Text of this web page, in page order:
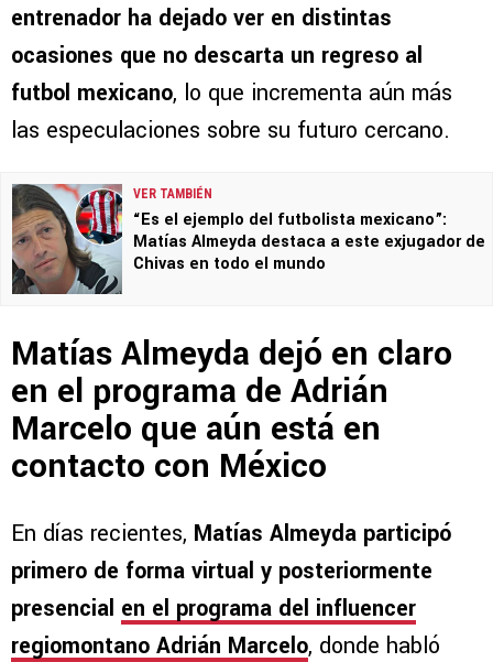
entrenador ha dejado ver en distintas
ocasiones que no descarta un regreso al
futbol mexicano, lo que incrementa aún más
las especulaciones sobre su futuro cercano.
VER TAMBIÉN
“Es el ejemplo del futbolista mexicano”:
Matías Almeyda destaca a este exjugador de
Chivas en todo el mundo
Matías Almeyda dejó en claro
en el programa de Adrián
Marcelo que aún está en
contacto con México
En días recientes, Matías Almeyda participó
primero de forma virtual y posteriormente
presencial en el programa del influencer
regiomontano Adrián Marcelo, donde habló